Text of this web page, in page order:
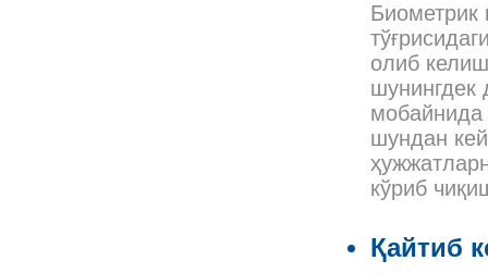
Биометрик
олиб
шунингдек
шундан
кўриб
Қайтиб